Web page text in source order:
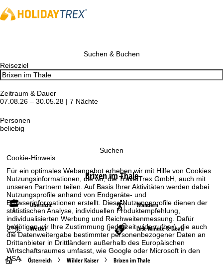
Cookie-Hinweis
Für ein optimales Webangebot erheben wir mit Hilfe von Cookies
Nutzungsinformationen, die wir, die TravelTrex GmbH, auch mit
unseren Partnern teilen. Auf Basis Ihrer Aktivitäten werden dabei
Nutzungsprofile anhand von Endgeräte- und
Browserinformationen erstellt. Diese Nutzungsprofile dienen der
statistischen Analyse, individuellen Produktempfehlung,
individualisierten Werbung und Reichweitenmessung. Dafür
benötigen wir Ihre Zustimmung (jederzeit widerrufbar), die auch
die Datenweitergabe bestimmter personenbezogener Daten an
Drittanbieter in Drittländern außerhalb des Europäischen
Wirtschaftsraumes umfasst, wie Google oder Microsoft in den
USA.
Suchen & Buchen
Reiseziel
Zeitraum & Dauer
07.08.26 – 30.05.28 | 7 Nächte
Personen
beliebig
Suchen
Brixen im Thale
Übersicht Wandern
Wetter Last-Minute & Deals
S Österreich Wilder Kaiser Brixen im Thale